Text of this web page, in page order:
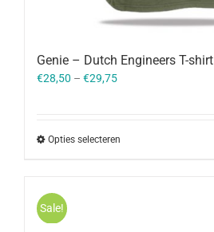
Genie – Dutch Engineers T-shirt
€28,50 – €29,75
Opties selecteren
Sale!